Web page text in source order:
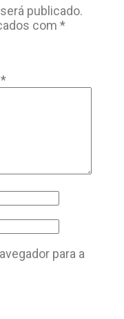
publicado.
com *
*
para a